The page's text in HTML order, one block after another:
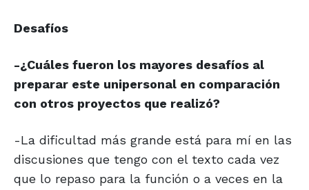
Desafíos
-¿Cuáles fueron los mayores desafíos al
preparar este unipersonal en comparación
con otros proyectos que realizó?
-La dificultad más grande está para mí en las
discusiones que tengo con el texto cada vez
que lo repaso para la función o a veces en la